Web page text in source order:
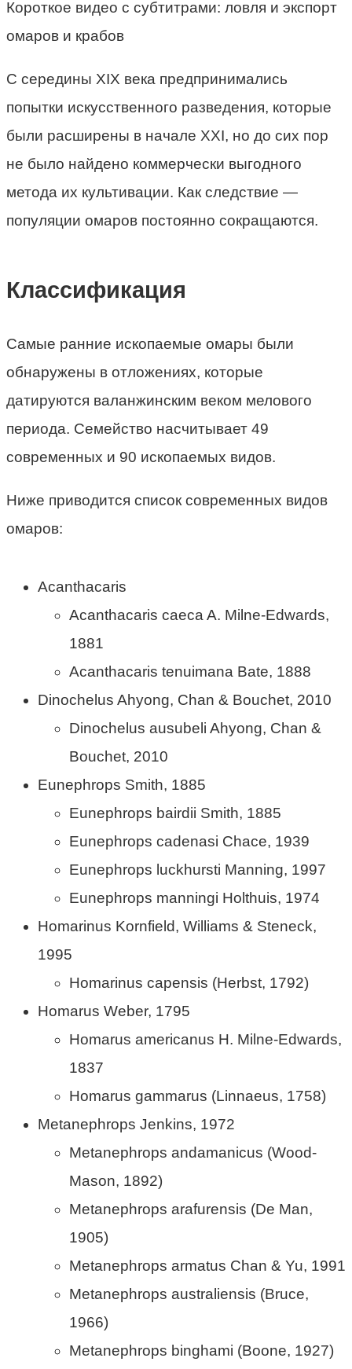
Короткое видео с субтитрами: ловля и экспорт
омаров и крабов
С середины XIX века предпринимались
попытки искусственного разведения, которые
были расширены в начале XXI, но до сих пор
не было найдено коммерчески выгодного
метода их культивации. Как следствие —
популяции омаров постоянно сокращаются.
Классификация
Самые ранние ископаемые омары были
обнаружены в отложениях, которые
датируются валанжинским веком мелового
периода. Семейство насчитывает 49
современных и 90 ископаемых видов.
Ниже приводится список современных видов
омаров:
Acanthacaris
Acanthacaris caeca A. Milne-Edwards,
1881
Acanthacaris tenuimana Bate, 1888
Dinochelus Ahyong, Chan & Bouchet, 2010
Dinochelus ausubeli Ahyong, Chan &
Bouchet, 2010
Eunephrops Smith, 1885
Eunephrops bairdii Smith, 1885
Eunephrops cadenasi Chace, 1939
Eunephrops luckhursti Manning, 1997
Eunephrops manningi Holthuis, 1974
Homarinus Kornfield, Williams & Steneck,
1995
Homarinus capensis (Herbst, 1792)
Homarus Weber, 1795
Homarus americanus H. Milne-Edwards,
1837
Homarus gammarus (Linnaeus, 1758)
Metanephrops Jenkins, 1972
Metanephrops andamanicus (Wood-
Mason, 1892)
Metanephrops arafurensis (De Man,
1905)
Metanephrops armatus Chan & Yu, 1991
Metanephrops australiensis (Bruce,
1966)
Metanephrops binghami (Boone, 1927)